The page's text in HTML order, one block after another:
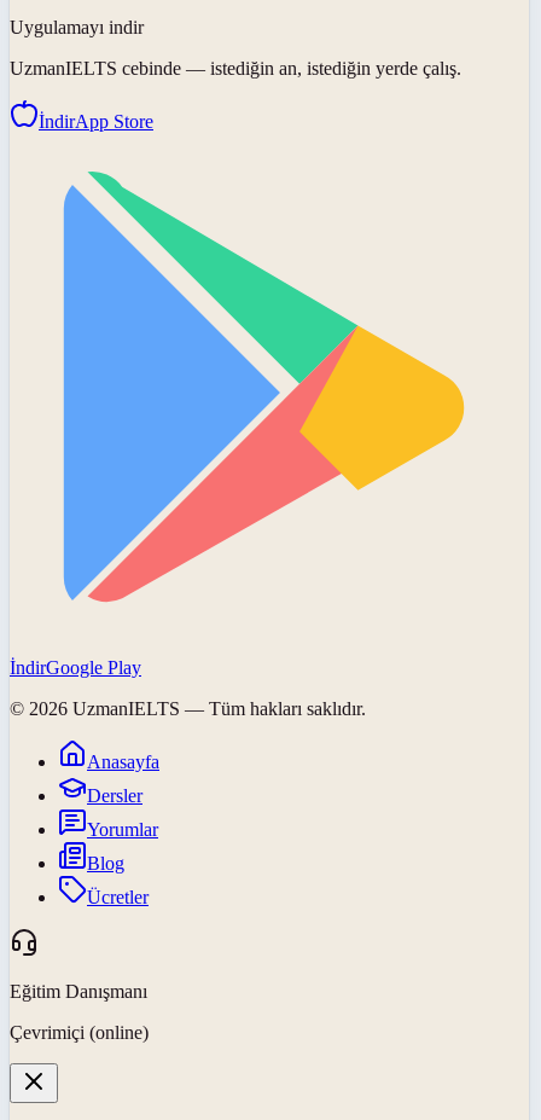
Uygulamayı indir
UzmanIELTS cebinde — istediğin an, istediğin yerde çalış.
İndirApp Store
İndirGoogle Play
© 2026 UzmanIELTS — Tüm hakları saklıdır.
Anasayfa
Dersler
Yorumlar
Blog
Ücretler
Eğitim Danışmanı
Çevrimiçi (online)